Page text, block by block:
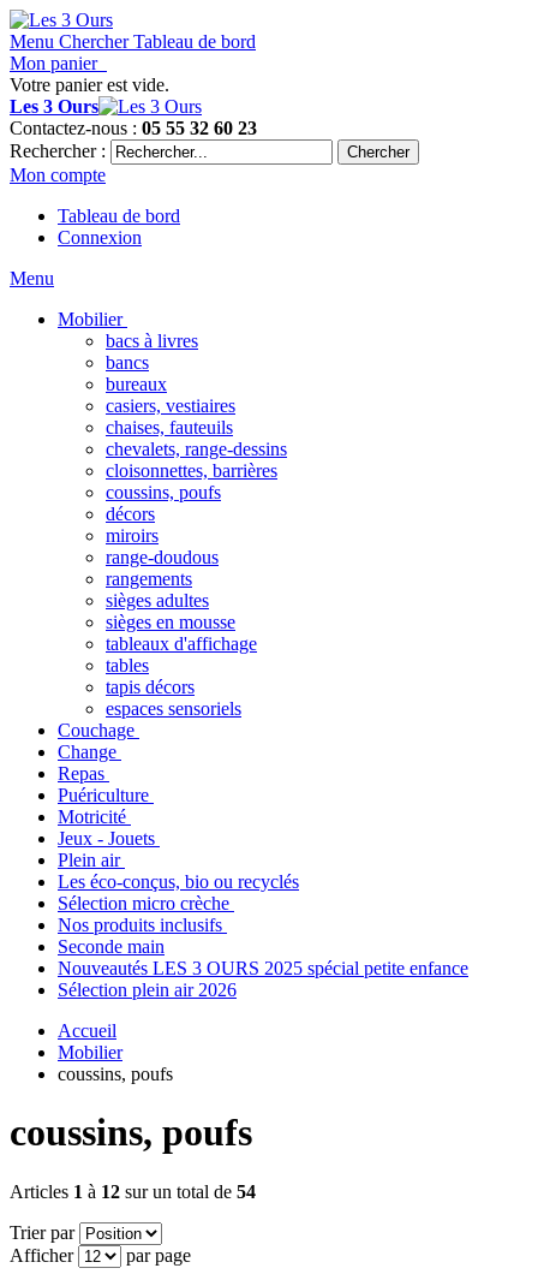
Menu Chercher Tableau de bord
Mon panier
Votre panier est vide.
Les 3 Ours
Contactez-nous : 05 55 32 60 23
Rechercher :
Chercher
Mon compte
Tableau de bord
Connexion
Menu
Mobilier
bacs à livres
bancs
bureaux
casiers, vestiaires
chaises, fauteuils
chevalets, range-dessins
cloisonnettes, barrières
coussins, poufs
décors
miroirs
range-doudous
rangements
sièges adultes
sièges en mousse
tableaux d'affichage
tables
tapis décors
espaces sensoriels
Couchage
Change
Repas
Puériculture
Motricité
Jeux - Jouets
Plein air
Les éco-conçus, bio ou recyclés
Sélection micro crèche
Nos produits inclusifs
Seconde main
Nouveautés LES 3 OURS 2025 spécial petite enfance
Sélection plein air 2026
Accueil
Mobilier
coussins, poufs
coussins, poufs
Articles 1 à 12 sur un total de 54
Trier par
Afficher
par page